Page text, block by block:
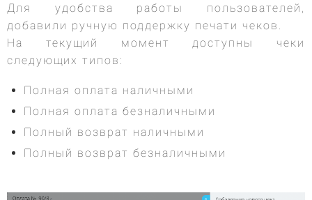
Для удобства работы пользователей,
добавили ручную поддержку печати чеков.
На текущий момент доступны чеки
следующих типов:
Полная оплата наличными
Полная оплата безналичными
Полный возврат наличными
Полный возврат безналичными